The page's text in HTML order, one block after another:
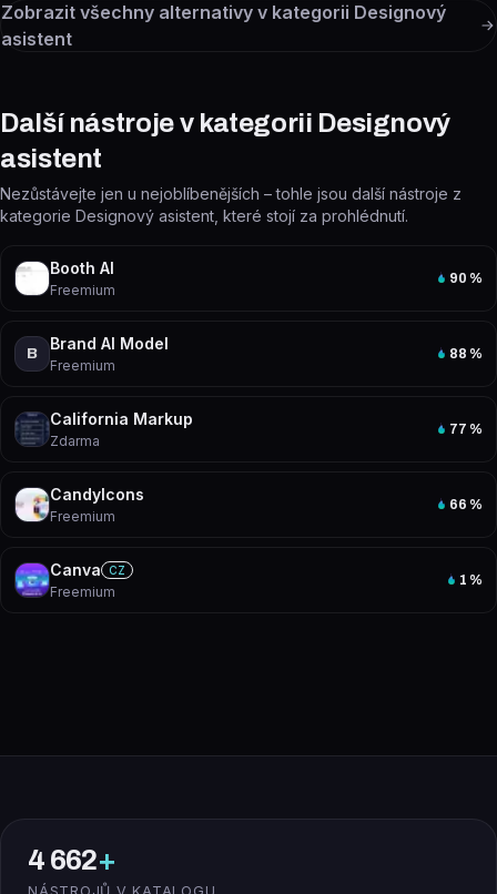
Zobrazit všechny alternativy v kategorii Designový
asistent
Další nástroje v kategorii Designový
asistent
Nezůstávejte jen u nejoblíbenějších – tohle jsou další nástroje z
kategorie Designový asistent, které stojí za prohlédnutí.
Booth AI
Freemium
90 %
B
Brand AI Model
Freemium
88 %
California Markup
Zdarma
77 %
CandyIcons
Freemium
66 %
Canva CZ
Freemium
1 %
4 662+